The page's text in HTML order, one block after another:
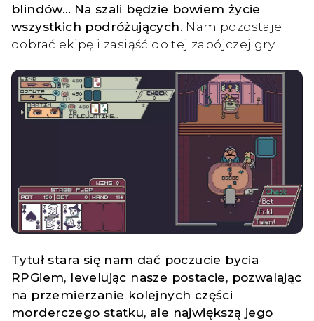
blindów… Na szali będzie bowiem życie
wszystkich podróżujących. Nam pozostaje
dobrać ekipę i zasiąść do tej zabójczej gry.
Tytuł stara się nam dać poczucie bycia
RPGiem, levelując nasze postacie, pozwalając
na przemierzanie kolejnych części
morderczego statku, ale największą jego